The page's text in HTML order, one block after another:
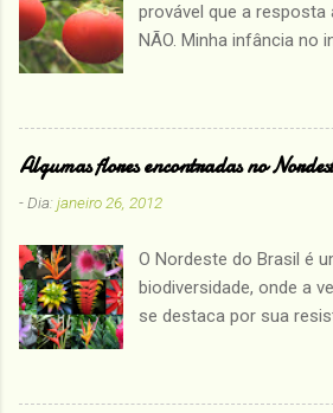
provável que a
NÃO. Minha infância no
existem. Assim a partir
algumas plantas que só
viver a infância no
Solanaceae. Outros
baga-de-espinho,
juá-vermelho, mata-
conhecida pelo nome
litorâneas da costa
Algumas flores encontradas no
- Dia: janeiro 26, 2012
O Nordeste do Brasil é
biodiversidade, onde a
se destaca por sua
maravilhas naturais
desempenham um